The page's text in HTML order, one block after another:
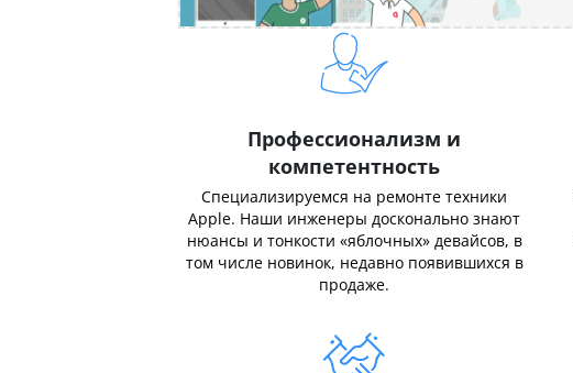
Профессионализм и
компетентность
Специализируемся на ремонте техники
Apple. Наши инженеры досконально знают
нюансы и тонкости «яблочных» девайсов, в
том числе новинок, недавно появившихся в
продаже.